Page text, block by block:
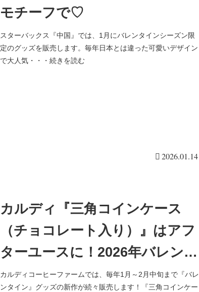
モチーフで♡
スターバックス『中国』では、1月にバレンタインシーズン限
定のグッズを販売します。毎年日本とは違った可愛いデザイン
で大人気・・・続きを読む
2026.01.14
カルディ『三角コインケース
（チョコレート入り）』はアフ
ターユースに！2026年バレンタ
イン！
カルディコーヒーファームでは、毎年1月～2月中旬まで『バレ
ンタイン』グッズの新作が続々販売します！『三角コインケー